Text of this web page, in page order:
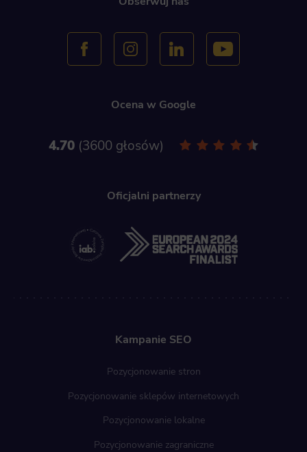
Ocena w Google
4.70 3600 głosów
Oficjalni partnerzy
Kampanie SEO
Pozycjonowanie stron
Pozycjonowanie sklepów internetowych
Pozycjonowanie lokalne
Pozycjonowanie zagraniczne